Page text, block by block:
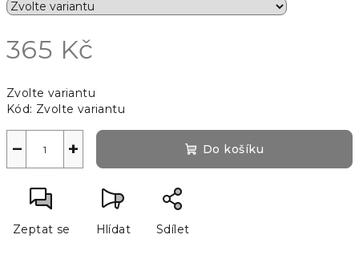
365 Kč
cena:
Zvolte variantu
Kód: Zvolte variantu
+
− Do košíku
Zeptat se Hlídat Sdílet